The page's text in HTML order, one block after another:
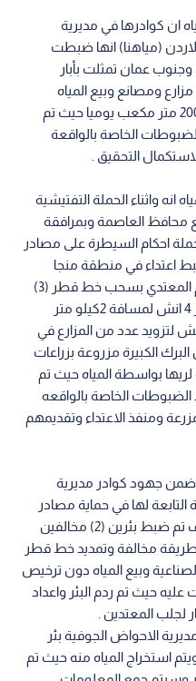
ان كوادرها في مديرية
(مياهنا) انها ضبطت
وجنوب عمان تمثلت بأبار
ومصانع وبيع المياه
بطريقة مخالفة بكميات تزيد على 2000 متر مكعب يوميا حيث تم
الخاصة بالواقعة
التحقيق .
انه واثناء الحملة التفتيشية
محافظ العاصمة وبمرافقة
احكام السيطرة على مصادر
اعتداء في منطقة منجا
بالقرب من (كنج أكاديمي ) تبين قيام المعتدي بسحب خط قطر (3)
انش مسحوب من خط رئيسي قطر 4 انش لمسافة 2كيلو متر
منه خطين كل خط قطر 2 انش لتزويد عدد من المزارع في
الكبيرة مزروعة بزراعات
بواسطة المياه حيث تم
الضبوطات الخاصة بالواقعه
ومنفذ الاعتداء وتقديمهم
جهود كوادر مديرية
التابعة لها في حماية مصادر
المياه ومتابعة عمليات الحفر المخالف تم ضبط بئرين (2) مخالفين
مخالفة وتمديد خط قطر
وبيع المياه دون ترخيص
حيث تم ردم البئر واعداد
لجلب المعتدين .
الاحواض الجوفية بئر
استخراج المياه منه حيث تم